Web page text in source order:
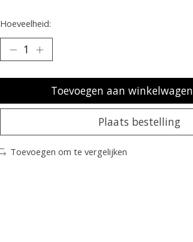
Hoeveelheid:
Toevoegen aan winkelwagen
Plaats bestelling
Toevoegen om te vergelijken